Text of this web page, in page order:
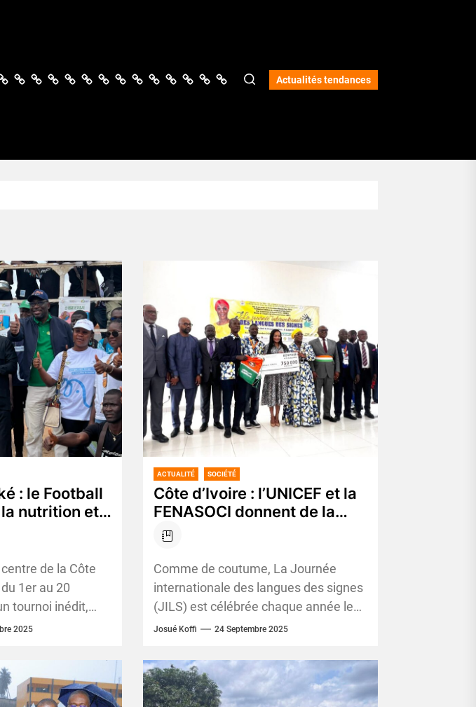
CultureSociété
SportSantéCinémaÉducation
Football
Technologie
DiversScience
Lifestyle
OpinionsServices Actualités tendances
: le Football
nutrition et
enfants
de la Côte
1er au 20
tournoi inédit,
des anciennes...
2025
ACTUALITÉ SOCIÉTÉ
Côte d’Ivoire : l’UNICEF et la
FENASOCI donnent de la
voix à la Journée des
langues des signes
Comme de coutume, La Journée
internationale des langues des signes
(JILS) est célébrée chaque année le
23 septembre pour sensibiliser le
Josué Koffi 24 Septembre 2025